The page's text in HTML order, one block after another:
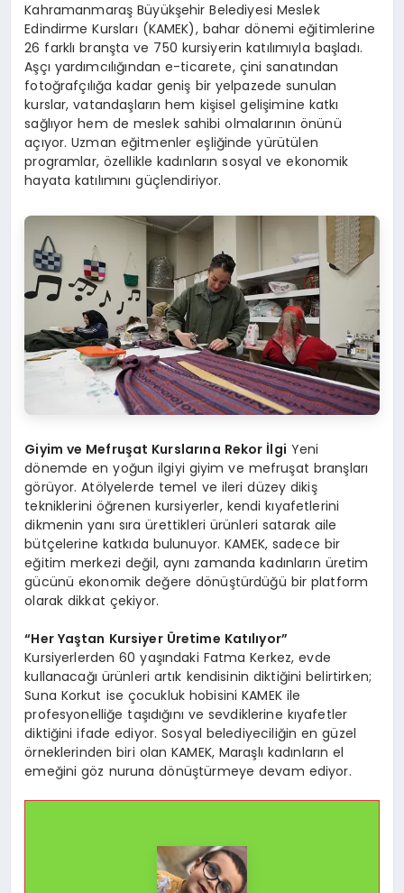
Kahramanmaraş Büyükşehir Belediyesi Meslek
Edindirme Kursları (KAMEK), bahar dönemi eğitimlerine
26 farklı branşta ve 750 kursiyerin katılımıyla başladı.
Aşçı yardımcılığından e-ticarete, çini sanatından
fotoğrafçılığa kadar geniş bir yelpazede sunulan
kurslar, vatandaşların hem kişisel gelişimine katkı
sağlıyor hem de meslek sahibi olmalarının önünü
açıyor. Uzman eğitmenler eşliğinde yürütülen
programlar, özellikle kadınların sosyal ve ekonomik
hayata katılımını güçlendiriyor.
Giyim ve Mefruşat Kurslarına Rekor İlgi Yeni
dönemde en yoğun ilgiyi giyim ve mefruşat branşları
görüyor. Atölyelerde temel ve ileri düzey dikiş
tekniklerini öğrenen kursiyerler, kendi kıyafetlerini
dikmenin yanı sıra ürettikleri ürünleri satarak aile
bütçelerine katkıda bulunuyor. KAMEK, sadece bir
eğitim merkezi değil, aynı zamanda kadınların üretim
gücünü ekonomik değere dönüştürdüğü bir platform
olarak dikkat çekiyor.
“Her Yaştan Kursiyer Üretime Katılıyor”
Kursiyerlerden 60 yaşındaki Fatma Kerkez, evde
kullanacağı ürünleri artık kendisinin diktiğini belirtirken;
Suna Korkut ise çocukluk hobisini KAMEK ile
profesyonelliğe taşıdığını ve sevdiklerine kıyafetler
diktiğini ifade ediyor. Sosyal belediyeciliğin en güzel
örneklerinden biri olan KAMEK, Maraşlı kadınların el
emeğini göz nuruna dönüştürmeye devam ediyor.